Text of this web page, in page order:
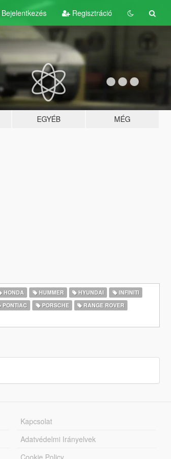
Bejelentkezés Regisztráció
EGYÉB MÉG
HONDA HUMMER HYUNDAI
INFINITI
PONTIAC PORSCHE
RANGE ROVER
Kapcsolat
Adatvédelmi Irányelvek
Cookie Policy